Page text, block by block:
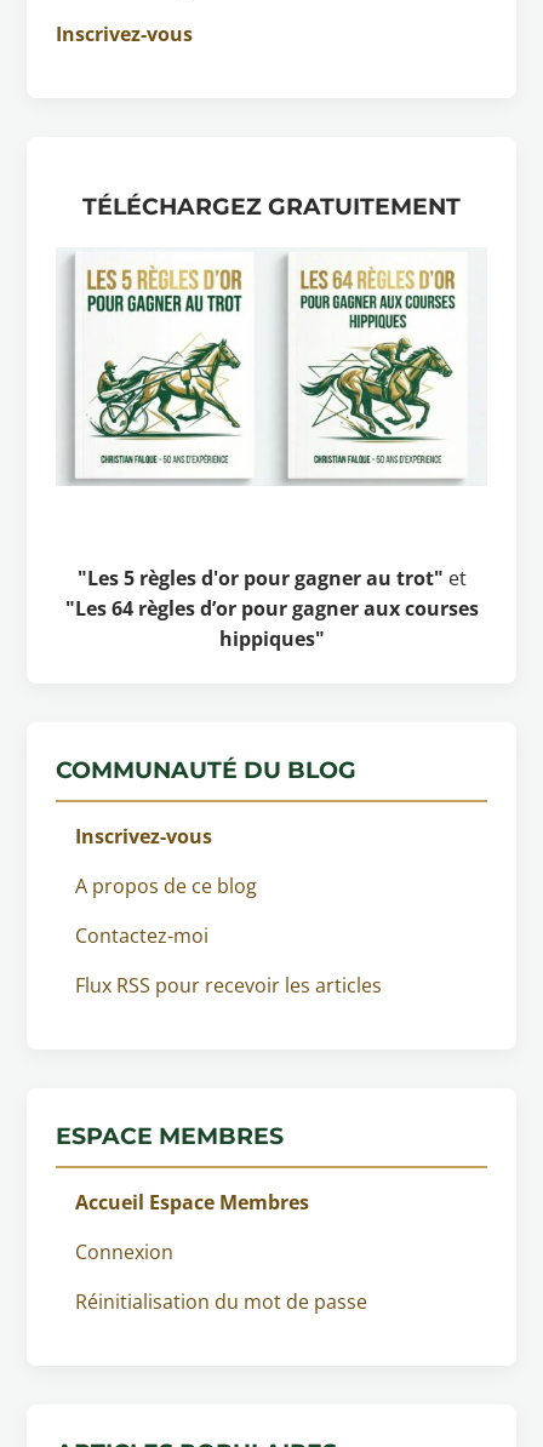
Inscrivez-vous
TÉLÉCHARGEZ GRATUITEMENT
"Les 5 règles d'or pour gagner au trot" et
"Les 64 règles d’or pour gagner aux courses
hippiques"
COMMUNAUTÉ DU BLOG
Inscrivez-vous
A propos de ce blog
Contactez-moi
Flux RSS pour recevoir les articles
ESPACE MEMBRES
Accueil Espace Membres
Connexion
Réinitialisation du mot de passe